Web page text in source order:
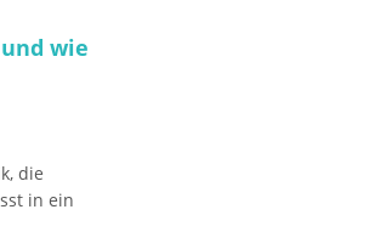
wie
die
in ein